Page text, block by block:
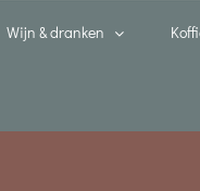
Wijn & dranken